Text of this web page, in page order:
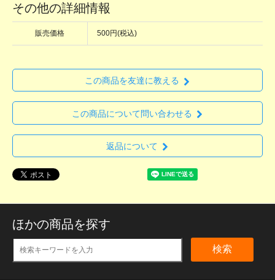
その他の詳細情報
販売価格 500円(税込)
この商品を友達に教える
この商品について問い合わせる
返品について
ほかの商品を探す
検索